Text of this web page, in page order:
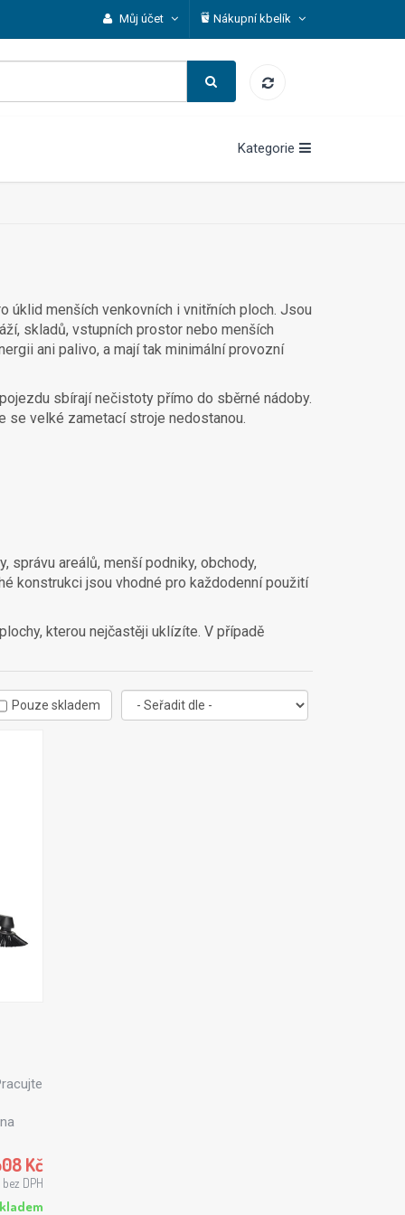
Můj účet Nákupní kbelík
Kategorie
úklid menších venkovních i vnitřních ploch. Jsou
skladů, vstupních prostor nebo menších
ani palivo, a mají tak minimální provozní
sbírají nečistoty přímo do sběrné nádoby.
se velké zametací stroje nedostanou.
správu areálů, menší podniky, obchody,
konstrukci jsou vhodné pro každodenní použití
kterou nejčastěji uklízíte. V případě
Pouze skladem
i
Kč
DPH